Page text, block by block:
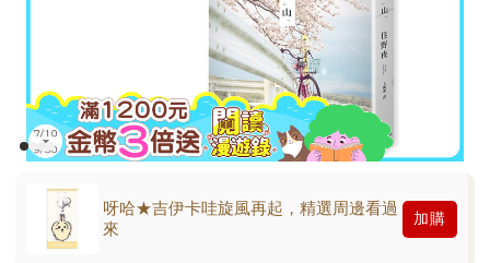
呀哈★吉伊卡哇旋風再起，精選周邊看過
來
加購